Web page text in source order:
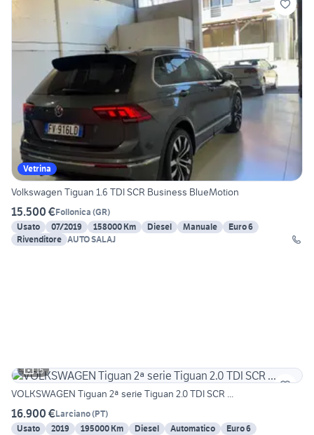
Vetrina
Volkswagen Tiguan 1.6 TDI SCR Business BlueMotion
15.500 €Follonica (GR)
Usato
07/2019 158000 Km Diesel Manuale
Euro 6
Rivenditore AUTO SALAJ
15
VOLKSWAGEN Tiguan 2ª serie Tiguan 2.0 TDI SCR ...
16.900 €Larciano(PT)
Usato
2019 195000 Km Diesel Automatico
Euro 6